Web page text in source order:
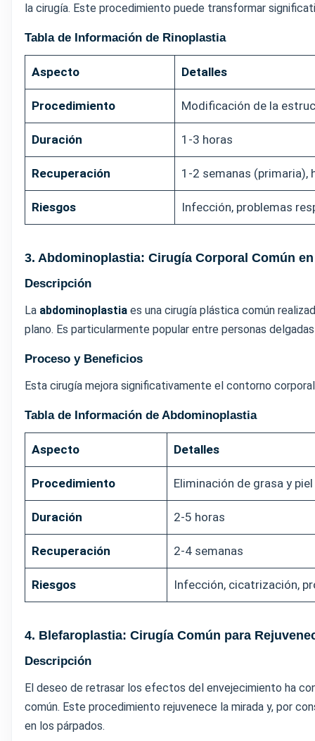
la cirugía. Este procedimiento puede transformar
Tabla de Información de Rinoplastia
Aspecto Detalles
Procedimiento Modificación de la
Duración 1-3 horas
Recuperación 1-2 semanas (primaria),
Riesgos Infección, problemas
3. Abdominoplastia: Cirugía Corporal Común
Descripción
La abdominoplastia es una cirugía plástica común
plano. Es particularmente popular entre personas
Proceso y Beneficios
Esta cirugía mejora significativamente el contorno
Tabla de Información de Abdominoplastia
Aspecto Detalles
Procedimiento Eliminación de grasa y
Duración 2-5 horas
Recuperación 2-4 semanas
Riesgos Infección, cicatrización,
4. Blefaroplastia: Cirugía Común para
Descripción
El deseo de retrasar los efectos del envejecimiento ha
común. Este procedimiento rejuvenece la mirada y, por
en los párpados.